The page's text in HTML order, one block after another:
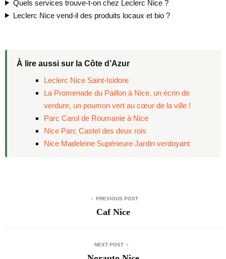
Quels services trouve-t-on chez Leclerc Nice ?
Leclerc Nice vend-il des produits locaux et bio ?
À lire aussi sur la Côte d’Azur
Leclerc Nice Saint-Isidore
La Promenade du Paillon à Nice, un écrin de
verdure, un poumon vert au cœur de la ville !
Parc Carol de Roumanie à Nice
Nice Parc Castel des deux rois
Nice Madeleine Supérieure Jardin verdoyant
PREVIOUS POST
Caf Nice
NEXT POST